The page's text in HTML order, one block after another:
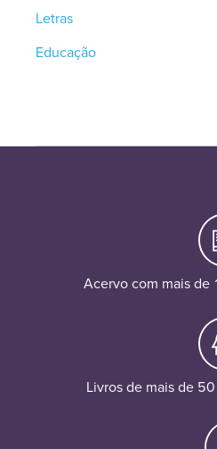
Letras
Educação
Acervo com mais
Livros de mais de